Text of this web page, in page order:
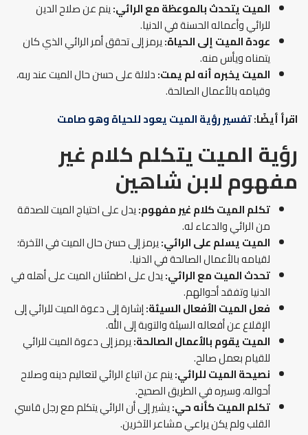
الميت يتحدث بالموعظة مع الرائي:ينم عن صلاح الدين
للرائي وأعماله الحسنة في الدنيا.
عودة الميت إلى الحياة:يرمز إلى تحقق أمر الرائي الذي كان
يتمناه ويأس منه.
الميت يخبره أنه لم يمت:دلالة على حسن حال الميت عند ربه،
وقيامه بالأعمال الصالحة.
اقرأ أيضًا:تفسير رؤية الميت يعود للحياة وهو صامت
رؤية الميت يتكلم كلام غير
مفهوم لابن شاهين
تكلم الميت كلام غير مفهوم:يدل على احتياج الميت للصدقة
من الرائي والدعاء له.
الميت يسلم على الرائي:يرمز إلى حسن حال الميت في الآخرة؛
لقيامه بالأعمال الصالحة في الدنيا.
تحدث الميت مع الرائي:يدل على اطمئنان الميت على أهله في
الدنيا وتفقد أحوالهم.
فعل الميت الأفعال السيئة:إشارة إلى دعوة الميت للرائي إلى
الإقلاع عن أفعاله السيئة والتوبة إلى الله.
الميت يقوم بالأعمال الصالحة:يرمز إلى دعوة الميت للرائي
للقيام بعمل صالح.
نصيحة الميت للرائي:ينم عن اتباع الرائي لتعاليم دينه وصلاح
أحواله، وسيره في الطريق الصحيح.
تكلم الميت كأنه حي:يشير إلى أن الرائي يتكلم مع رجل قاسي
القلب ولم يكن يراعي مشاعر الآخرين.